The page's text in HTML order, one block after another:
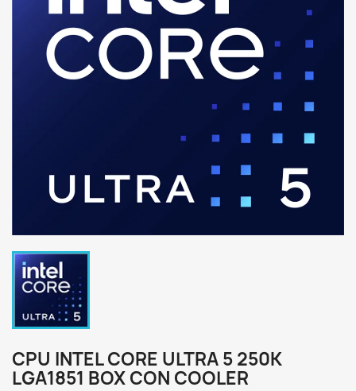
CPU INTEL CORE ULTRA 5 250K
LGA1851 BOX CON COOLER